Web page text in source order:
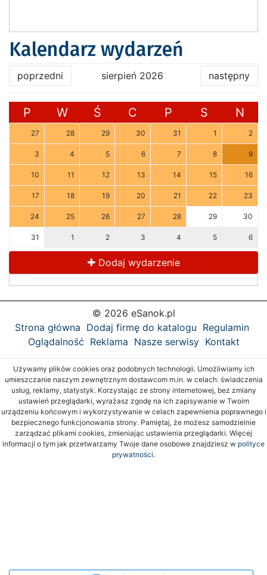
Kalendarz wydarzeń
poprzedni sierpień 2026 następny
P W Ś C P S N
27 28 29 30 31 1 2
3 4 5 6 7 8 9
10 11 12 13 14 15 16
17 18 19 20 21 22 23
24 25 26 27 28 29 30
31 1 2 3 4 5 6
Dodaj wydarzenie
© 2026 eSanok.pl
Strona główna Dodaj firmę do katalogu Regulamin
Oglądalność Reklama Nasze serwisy Kontakt
Używamy plików cookies oraz podobnych technologii. Umożliwiamy ich
umieszczanie naszym zewnętrznym dostawcom m.in. w celach: świadczenia
usług, reklamy, statystyk. Korzystając ze strony internetowej, bez zmiany
ustawień przeglądarki, wyrażasz zgodę na ich zapisywanie w Twoim
urządzeniu końcowym i wykorzystywanie w celach zapewnienia poprawnego i
bezpiecznego funkcjonowania strony. Pamiętaj, że możesz samodzielnie
zarządzać plikami cookies, zmieniając ustawienia przeglądarki. Więcej
informacji o tym jak przetwarzamy Twoje dane osobowe znajdziesz w polityce
prywatności.